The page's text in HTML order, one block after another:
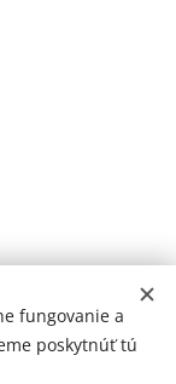
fungovanie a
poskytnúť tú